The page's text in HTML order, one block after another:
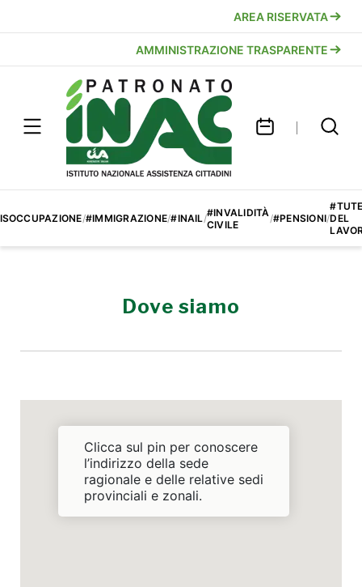
AREA RISERVATA
AMMINISTRAZIONE TRASPARENTE
/#IMMIGRAZIONE/#INAIL/#INVALIDITÀ
CIVILE
/#PENSIONI/DEL
Dove siamo
Clicca sul pin per conoscere
l’indirizzo della sede
ragionale e delle relative sedi
provinciali e zonali.